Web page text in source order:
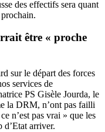
des effectifs sera quant
être « proche
sur le départ des forces
services de
PS Gisèle Jourda, le
la DRM, n’ont pas failli
n’est pas vrai » que les
d’Etat arriver.